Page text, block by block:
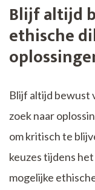
Blijf altijd
ethische
Blijf altijd bewust
zoek naar
om kritisch te
keuzes tijdens
mogelijke